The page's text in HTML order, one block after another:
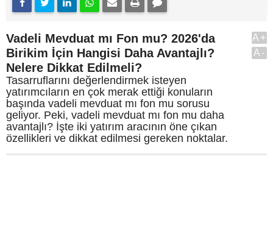
Vadeli Mevduat mı Fon mu? 2026'da
Birikim İçin Hangisi Daha Avantajlı?
Nelere Dikkat Edilmeli?
Tasarruflarını değerlendirmek isteyen
yatırımcıların en çok merak ettiği konuların
başında vadeli mevduat mı fon mu sorusu
geliyor. Peki, vadeli mevduat mı fon mu daha
avantajlı? İşte iki yatırım aracının öne çıkan
özellikleri ve dikkat edilmesi gereken noktalar.
A+
A-